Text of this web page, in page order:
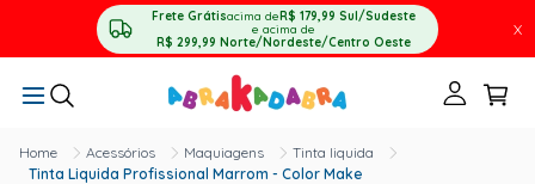
Frete Grátisacima deR$ 179,99 Sul/Sudeste
e acima de
R$ 299,99 Norte/Nordeste/Centro Oeste
X
Acessórios Maquiagens
Tinta liquida
Tinta Liquida Profissional Marrom - Color Make